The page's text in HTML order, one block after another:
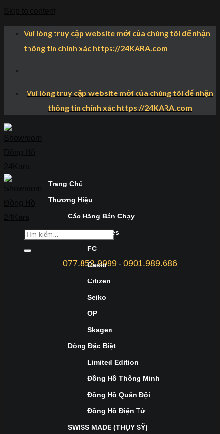
Vui lòng truy cập website mới của chúng tôi để nhận
thông tin chính xác https://24KARA.com
Vui lòng truy cập website mới của chúng tôi để nhận
thông tin chính xác https://24KARA.com
077.852.9999- 0901.989.686
Trang Chủ
Thương Hiệu
Các Hãng Bán Chạy
Longines
FC
Casio
Citizen
Seiko
OP
Skagen
Dòng Đặc Biệt
Limited Edition
Đồng Hồ Thông Minh
Đồng Hồ Quân Đội
Đồng Hồ Điện Tử
SWISS MADE (THỤY SỸ)